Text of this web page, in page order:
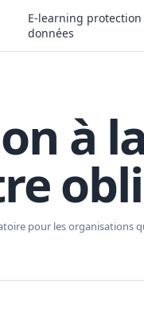
E-learning protection
données
à
pour les organisations